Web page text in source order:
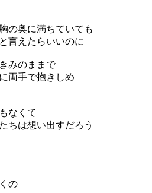
の奥に満ちていても
言えたらいいのに
みのままで
両手で抱きしめ
なくて
ちは想い出すだろう
の